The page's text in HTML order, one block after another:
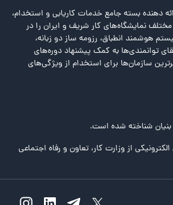
دهنده بسته جامع خدمات کاریابی و استخدام،
مختلف نمایشگاه‌های کار شریف و ایران را در
هوشمند انطباق، رزومه ساز دو زبانه،
توانمندی‌ها به کمک پیشنهاد دوره‌های
سازمان‌ها برای استخدام از ویژگی‌های
شناخته شده است.
از وزارت کار، تعاون و رفاه اجتماعی